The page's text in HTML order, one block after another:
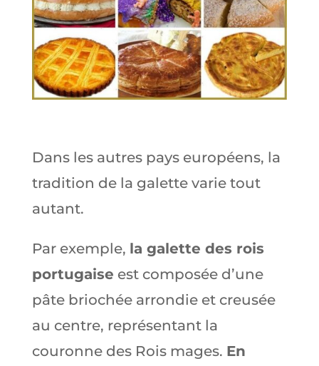
Dans les autres pays européens, la
tradition de la galette varie tout
autant.
Par exemple, la galette des rois
portugaise est composée d’une
pâte briochée arrondie et creusée
au centre, représentant la
couronne des Rois mages. En